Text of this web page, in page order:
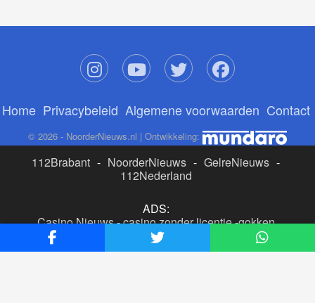
Home Privacybeleid Algemene voorwaarden Contact
© 2026 - NoorderNieuws.nl | Ontwikkeling:
112Brabant - NoorderNieuws - GelreNieuws -
112Nederland
ADS:
Casino Nieuws-casino zonder licentie-gokken
buitenlandse site
beste online casino nederland